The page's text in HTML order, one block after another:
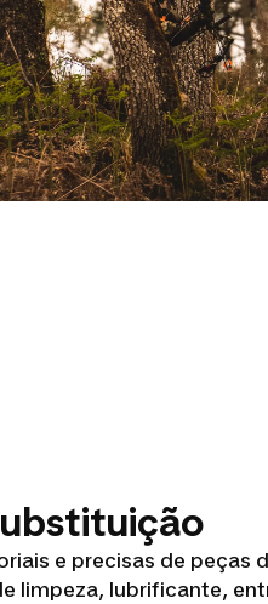
e precisas de peças
limpeza, lubrificante,